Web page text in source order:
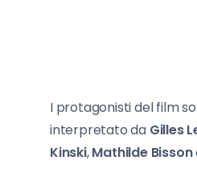
I protagonisti del film
interpretato da Gilles
Kinski,Mathilde Bisson